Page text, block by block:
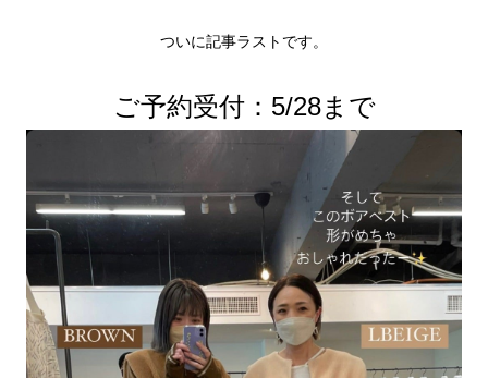
ついに記事ラストです。
ご予約受付：5/28まで